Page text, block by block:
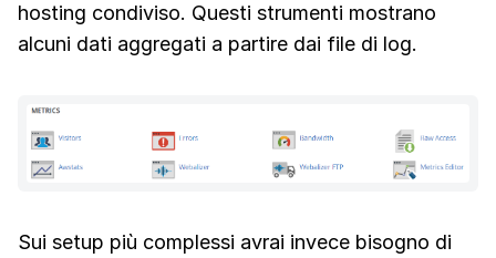
hosting condiviso. Questi strumenti mostrano
alcuni dati aggregati a partire dai file di log.
Sui setup più complessi avrai invece bisogno di